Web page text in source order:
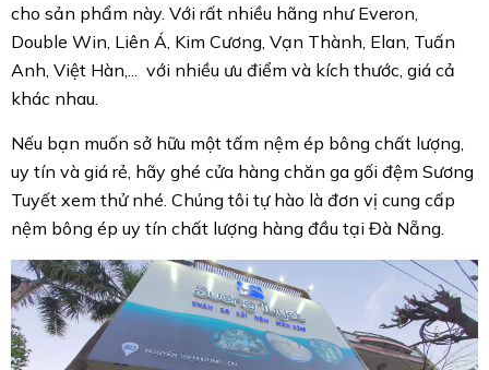
cho sản phẩm này. Với rất nhiều hãng như Everon,
Double Win, Liên Á, Kim Cương, Vạn Thành, Elan, Tuấn
Anh, Việt Hàn,... với nhiều ưu điểm và kích thước, giá cả
khác nhau.
Nếu bạn muốn sở hữu một tấm nệm ép bông chất lượng,
uy tín và giá rẻ, hãy ghé cửa hàng chăn ga gối đệm Sương
Tuyết xem thử nhé. Chúng tôi tự hào là đơn vị cung cấp
nệm bông ép uy tín chất lượng hàng đầu tại Đà Nẵng.